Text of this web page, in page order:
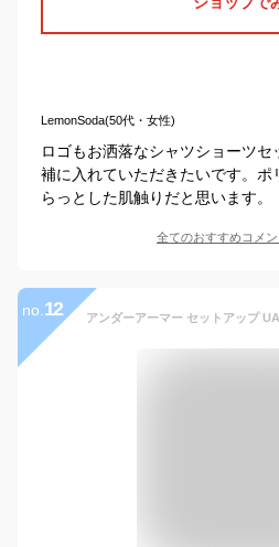
LemonSoda(50代・女性)
ロゴもお洒落なシャツショーツ
補に入れていただきたいです。ポ
らっとした肌触りだと思います。
全てのおすすめコメン
no. 12